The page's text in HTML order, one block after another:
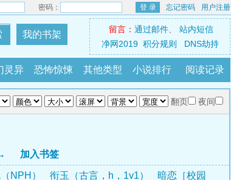
密码： 登 录 忘记密码 用户注册
我的书架 留言： 通过邮件
站内短信
净网2019 积分规则 DNS劫持
灵异 恐怖惊悚 其他类型 小说排行 阅读记录
翻页 夜间
加入书签
NPH） 衔玉（古言，h，1v1） 暗恋［校园